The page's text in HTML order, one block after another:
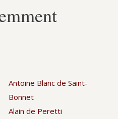
Antoine Blanc de Saint-
Bonnet
Alain de Peretti